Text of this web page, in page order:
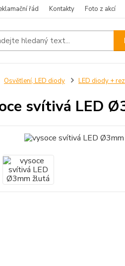
řád Kontakty Foto z akcí
Osvětlení, LED diody LED diody +
svítivá LED